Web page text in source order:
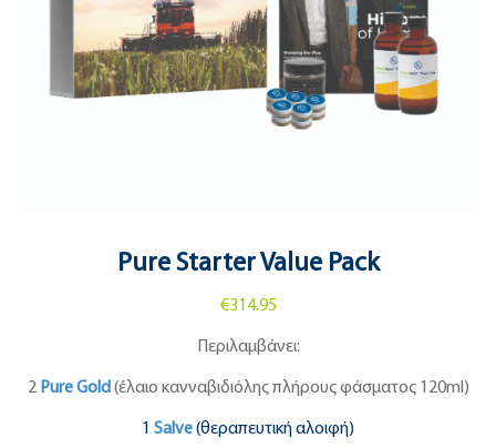
Pure Starter Value Pack
€314.95
Περιλαμβάνει:
2 Pure Gold (έλαιο κανναβιδιόλης πλήρους φάσματος 120ml)
1 Salve(θεραπευτική αλοιφή)